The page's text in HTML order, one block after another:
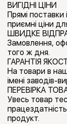
ВИГІДНІ ЦІНИ
Прямі поставки
приємні ціни
ШВИДКЕ
Замовлення,
того ж дня.
ГАРАНТІЯ
На товари в
імені заводів-
ПЕРЕВІРКА
Увесь товар
продукт.